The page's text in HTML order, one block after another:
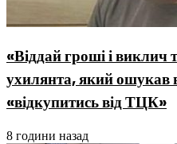
«Віддай гроші і виклич
ухилянта, який ошукав
«відкупитись від ТЦК»
8 години назад